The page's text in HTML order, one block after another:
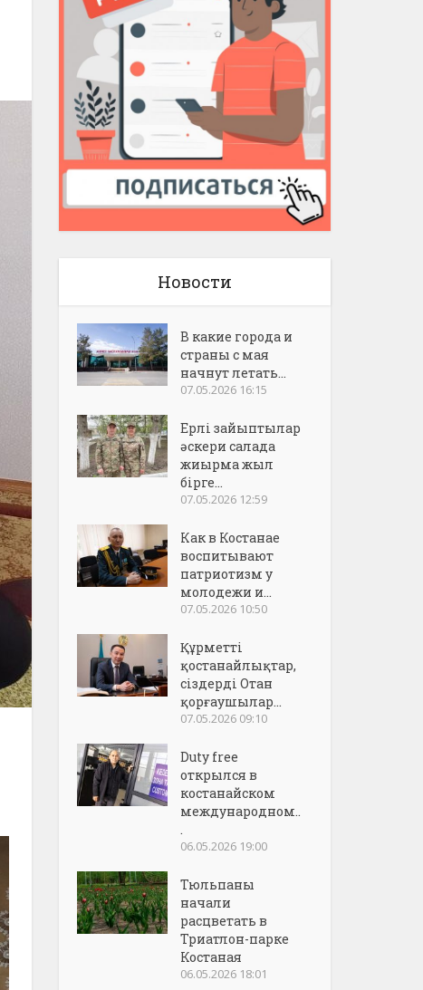
Новости
В какие города и
страны с мая
начнут летать...
07.05.2026 16:15
Ерлі зайыптылар
әскери салада
жиырма жыл
бірге...
07.05.2026 12:59
Как в Костанае
воспитывают
патриотизм у
молодежи и...
07.05.2026 10:50
Құрметті
қостанайлықтар,
сіздерді Отан
қорғаушылар...
07.05.2026 09:10
Duty free
открылся в
костанайском
международном..
.
06.05.2026 19:00
Тюльпаны
начали
расцветать в
Триатлон-парке
Костаная
06.05.2026 18:01